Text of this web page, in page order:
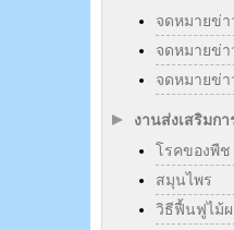
จดหมายข่า
จดหมายข่า
จดหมายข่า
งานส่งเสริมกา
โรคของพืช
สมุนไพร
วิธีฟื้นฟูไม้